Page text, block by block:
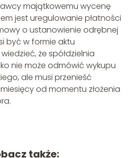
majątkowemu wycenę
jest uregulowanie płatności
o ustanowienie odrębnej
być w formie aktu
że spółdzielnia
nie może odmówić wykupu
ale musi przenieść
od momentu złożenia
także: